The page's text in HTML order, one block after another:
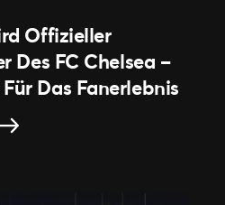
Offizieller
Des FC Chelsea –
Das Fanerlebnis